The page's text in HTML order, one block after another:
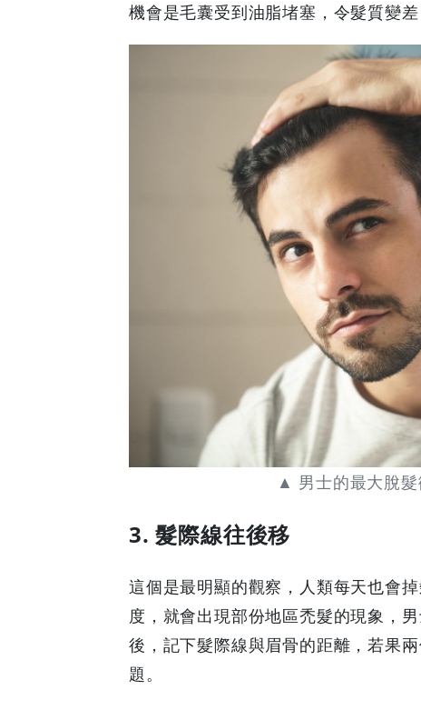
機會是毛囊受到油脂堵塞，令髮質變差
▲ 男士的最大脫髮
3. 髮際線往後移
這個是最明顯的觀察，人類每天也會
度，就會出現部份地區禿髮的現象，
後，記下髮際線與眉骨的距離，若果
題。